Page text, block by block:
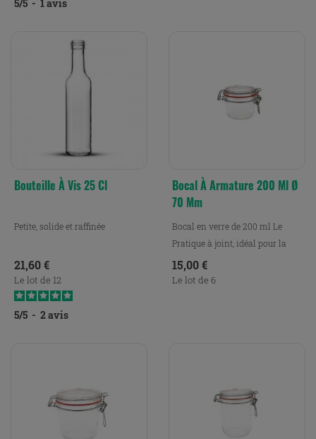
5/5 - 1avis
Bouteille À Vis 25 Cl
Petite, solide et raffinée
Prix
21,60 €
Le lot de 12
5/5 - 2avis
Bocal À Armature 200 Ml Ø
70 Mm
Bocal en verre de 200 ml Le
Pratique à joint, idéal pour la
conservation, la...
Prix
15,00 €
Le lot de 6